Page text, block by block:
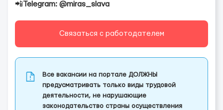
📲 Telegram: @miras_slava
Связаться с работодателем
Все вакансии на портале ДОЛЖНЫ
предусматривать только виды трудовой
деятельности, не нарушающие
законодательство страны осуществления